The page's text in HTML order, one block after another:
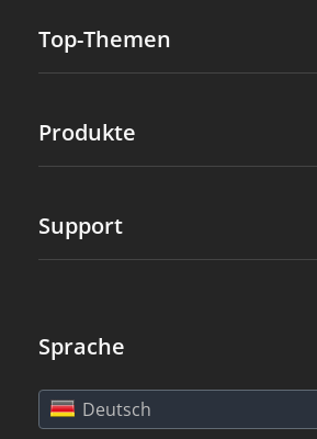
Top-Themen
Produkte
Support
Sprache
Deutsch